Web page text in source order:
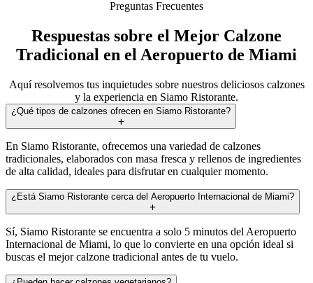
Preguntas Frecuentes
Respuestas sobre el Mejor Calzone
Tradicional en el Aeropuerto de Miami
Aquí resolvemos tus inquietudes sobre nuestros deliciosos calzones
y la experiencia en Siamo Ristorante.
¿Qué tipos de calzones ofrecen en Siamo Ristorante?
En Siamo Ristorante, ofrecemos una variedad de calzones
tradicionales, elaborados con masa fresca y rellenos de ingredientes
de alta calidad, ideales para disfrutar en cualquier momento.
¿Está Siamo Ristorante cerca del Aeropuerto Internacional de Miami?
Sí, Siamo Ristorante se encuentra a solo 5 minutos del Aeropuerto
Internacional de Miami, lo que lo convierte en una opción ideal si
buscas el mejor calzone tradicional antes de tu vuelo.